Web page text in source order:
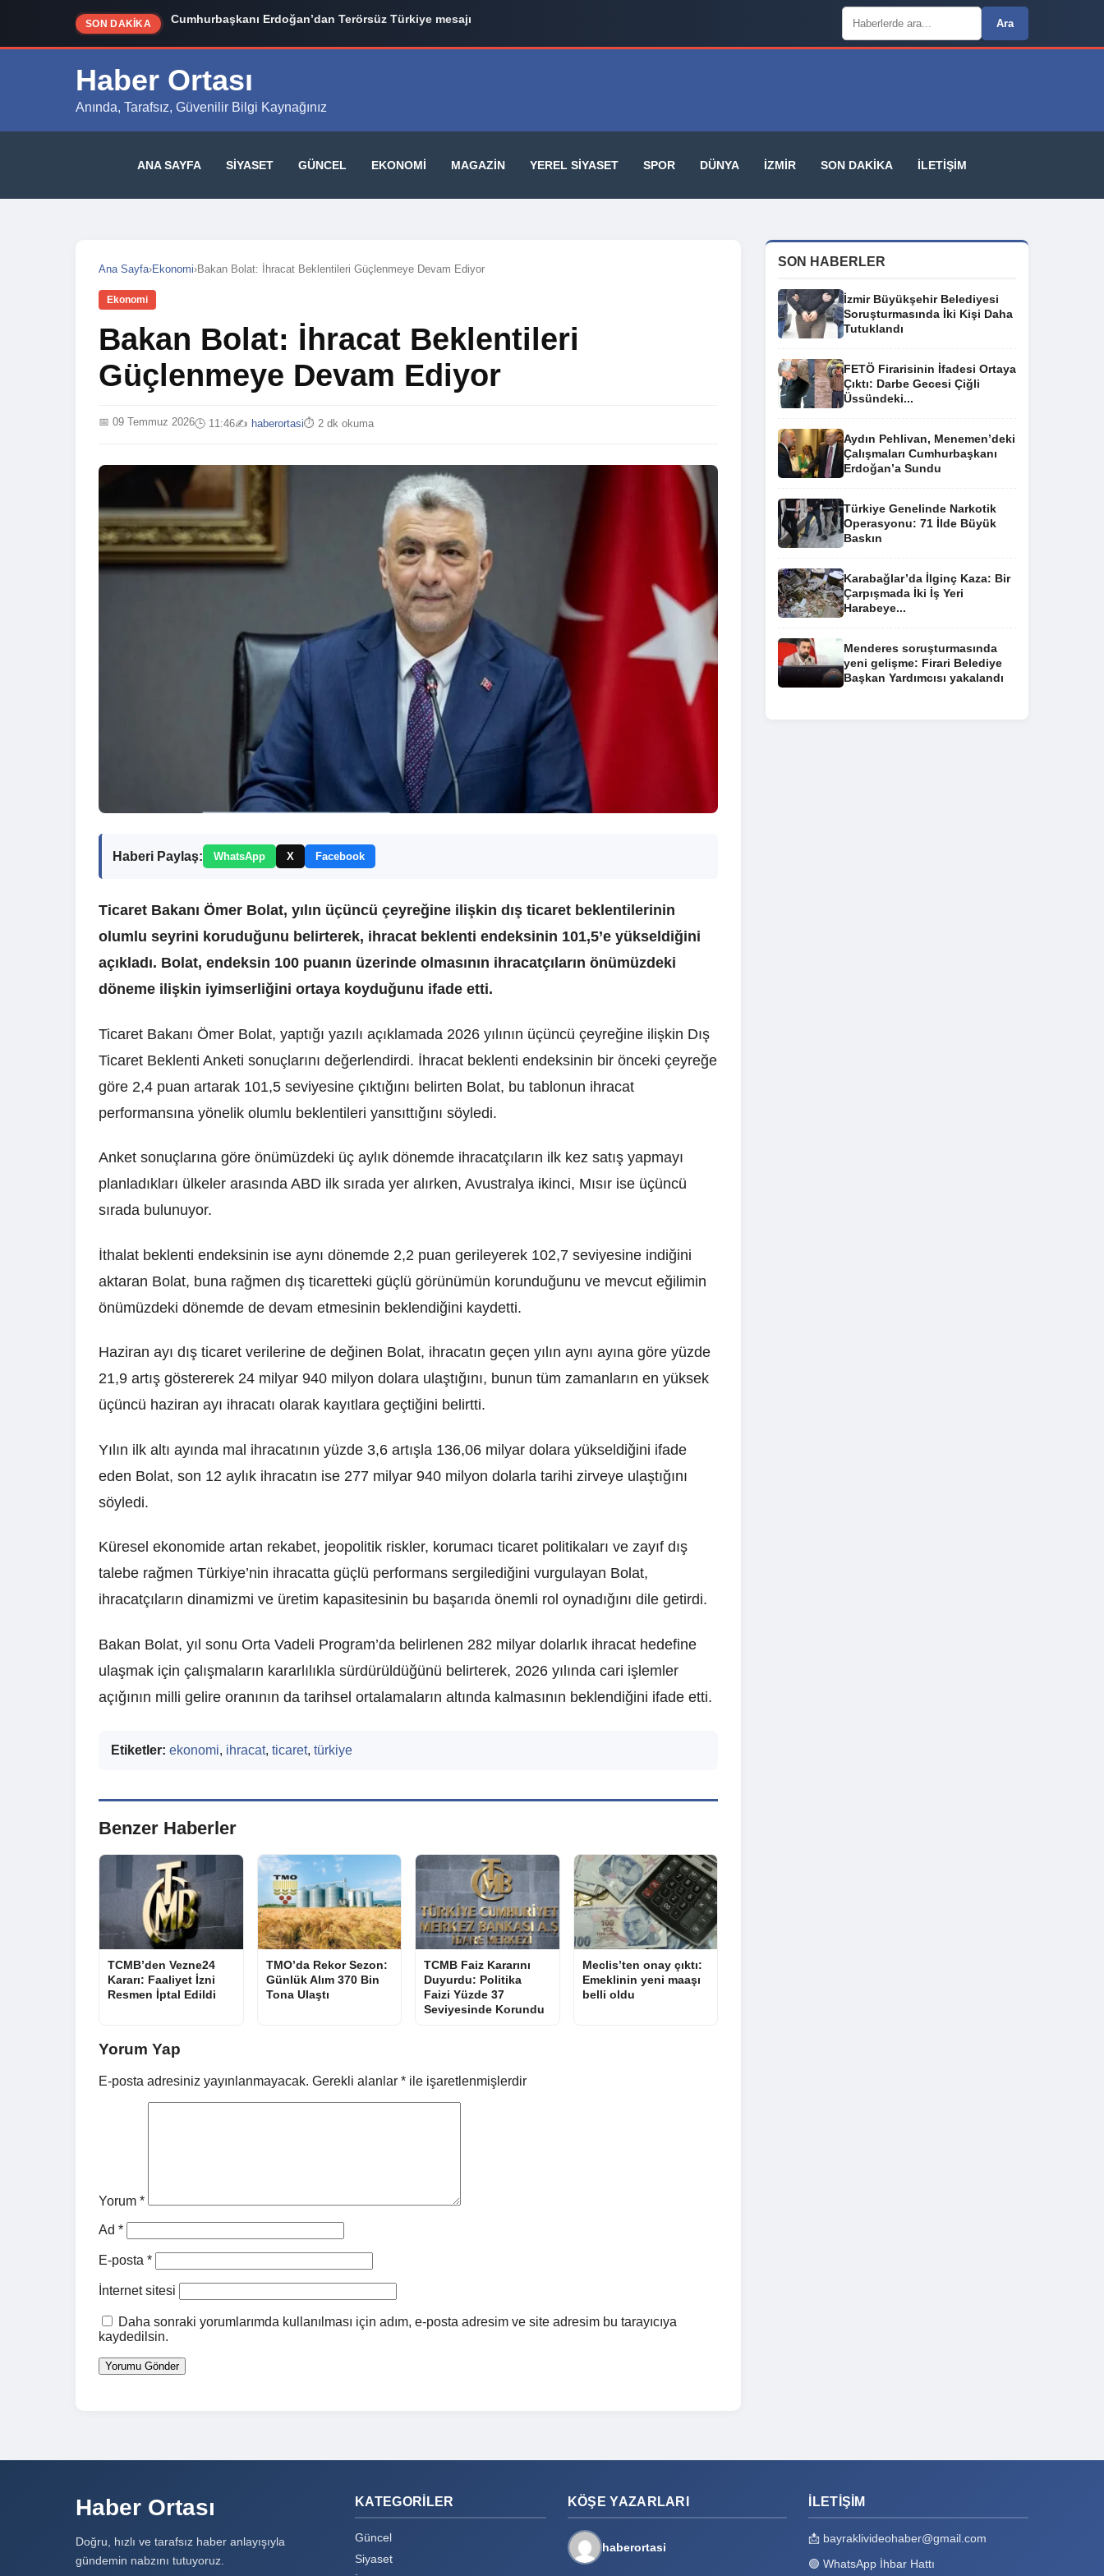
SON DAKİKA Cumhurbaşkanı Erdoğan’dan Terörsüz Türkiye mesajı Arama:
Ara
Haber Ortası
Anında, Tarafsız, Güvenilir Bilgi Kaynağınız
ANA SAYFA SIYASET GÜNCEL EKONOMI MAGAZIN YEREL SIYASET SPOR DÜNYA İZMIR SON DAKIKA İLETIŞIM
Ana Sayfa›Ekonomi›Bakan Bolat: İhracat Beklentileri Güçlenmeye Devam Ediyor
Ekonomi
Bakan Bolat: İhracat Beklentileri
Güçlenmeye Devam Ediyor
📅 09 Temmuz 2026🕒 11:46✍️ haberortasi⏱️ 2 dk okuma
Haberi Paylaş: WhatsApp X Facebook
Ticaret Bakanı Ömer Bolat, yılın üçüncü çeyreğine ilişkin dış ticaret beklentilerinin
olumlu seyrini koruduğunu belirterek, ihracat beklenti endeksinin 101,5’e yükseldiğini
açıkladı. Bolat, endeksin 100 puanın üzerinde olmasının ihracatçıların önümüzdeki
döneme ilişkin iyimserliğini ortaya koyduğunu ifade etti.
Ticaret Bakanı Ömer Bolat, yaptığı yazılı açıklamada 2026 yılının üçüncü çeyreğine ilişkin Dış
Ticaret Beklenti Anketi sonuçlarını değerlendirdi. İhracat beklenti endeksinin bir önceki çeyreğe
göre 2,4 puan artarak 101,5 seviyesine çıktığını belirten Bolat, bu tablonun ihracat
performansına yönelik olumlu beklentileri yansıttığını söyledi.
Anket sonuçlarına göre önümüzdeki üç aylık dönemde ihracatçıların ilk kez satış yapmayı
planladıkları ülkeler arasında ABD ilk sırada yer alırken, Avustralya ikinci, Mısır ise üçüncü
sırada bulunuyor.
İthalat beklenti endeksinin ise aynı dönemde 2,2 puan gerileyerek 102,7 seviyesine indiğini
aktaran Bolat, buna rağmen dış ticaretteki güçlü görünümün korunduğunu ve mevcut eğilimin
önümüzdeki dönemde de devam etmesinin beklendiğini kaydetti.
Haziran ayı dış ticaret verilerine de değinen Bolat, ihracatın geçen yılın aynı ayına göre yüzde
21,9 artış göstererek 24 milyar 940 milyon dolara ulaştığını, bunun tüm zamanların en yüksek
üçüncü haziran ayı ihracatı olarak kayıtlara geçtiğini belirtti.
Yılın ilk altı ayında mal ihracatının yüzde 3,6 artışla 136,06 milyar dolara yükseldiğini ifade
eden Bolat, son 12 aylık ihracatın ise 277 milyar 940 milyon dolarla tarihi zirveye ulaştığını
söyledi.
Küresel ekonomide artan rekabet, jeopolitik riskler, korumacı ticaret politikaları ve zayıf dış
talebe rağmen Türkiye’nin ihracatta güçlü performans sergilediğini vurgulayan Bolat,
ihracatçıların dinamizmi ve üretim kapasitesinin bu başarıda önemli rol oynadığını dile getirdi.
Bakan Bolat, yıl sonu Orta Vadeli Program’da belirlenen 282 milyar dolarlık ihracat hedefine
ulaşmak için çalışmaların kararlılıkla sürdürüldüğünü belirterek, 2026 yılında cari işlemler
açığının milli gelire oranının da tarihsel ortalamaların altında kalmasının beklendiğini ifade etti.
Etiketler: ekonomi, ihracat, ticaret, türkiye
Benzer Haberler
TCMB’den Vezne24
Kararı: Faaliyet İzni
Resmen İptal Edildi
TMO’da Rekor Sezon:
Günlük Alım 370 Bin
Tona Ulaştı
TCMB Faiz Kararını
Duyurdu: Politika
Faizi Yüzde 37
Seviyesinde Korundu
Meclis’ten onay çıktı:
Emeklinin yeni maaşı
belli oldu
Yorum Yap
E-posta adresiniz yayınlanmayacak. Gerekli alanlar * ile işaretlenmişlerdir
Yorum *
Ad *
E-posta *
İnternet sitesi
Daha sonraki yorumlarımda kullanılması için adım, e-posta adresim ve site adresim bu tarayıcıya
kaydedilsin.
SON HABERLER
İzmir Büyükşehir Belediyesi
Soruşturmasında İki Kişi Daha
Tutuklandı
FETÖ Firarisinin İfadesi Ortaya
Çıktı: Darbe Gecesi Çiğli
Üssündeki...
Aydın Pehlivan, Menemen’deki
Çalışmaları Cumhurbaşkanı
Erdoğan’a Sundu
Türkiye Genelinde Narkotik
Operasyonu: 71 İlde Büyük
Baskın
Karabağlar’da İlginç Kaza: Bir
Çarpışmada İki İş Yeri
Harabeye...
Menderes soruşturmasında
yeni gelişme: Firari Belediye
Başkan Yardımcısı yakalandı
Haber Ortası
Doğru, hızlı ve tarafsız haber anlayışıyla
gündemin nabzını tutuyoruz.
KATEGORILER
Güncel
Siyaset
KÖŞE YAZARLARI
haberortasi
İLETIŞIM
📩 bayraklivideohaber@gmail.com
🟢WhatsApp İhbar Hattı